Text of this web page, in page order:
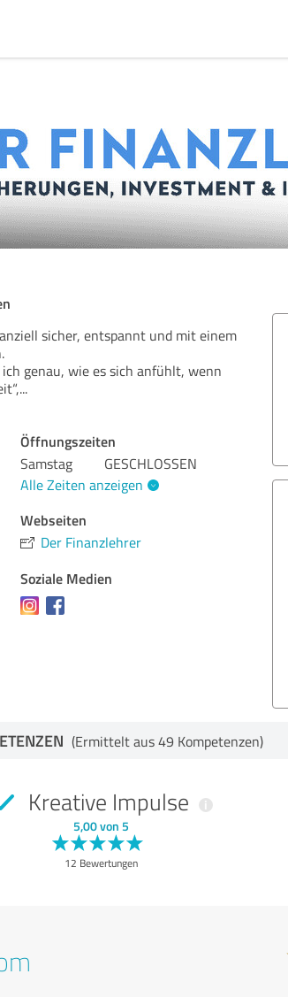
sicher, entspannt und mit einem
genau, wie es sich anfühlt, wenn
...
Öffnungszeiten
Samstag
GESCHLOSSEN
Alle Zeiten anzeigen
Webseiten
Der Finanzlehrer
Soziale Medien
(Ermittelt aus 49 Kompetenzen)
Kreative Impulse
5,00 von 5
12 Bewertungen